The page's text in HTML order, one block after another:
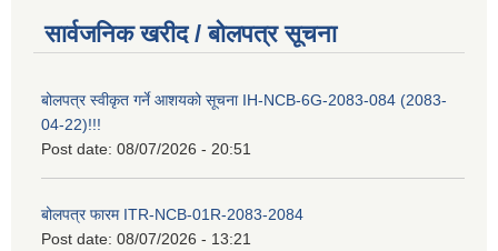
सार्वजनिक खरीद / बोलपत्र सूचना
बोलपत्र स्वीकृत गर्ने आशयको सूचना IH-NCB-6G-2083-084 (2083-
04-22)!!!
Post date: 08/07/2026 - 20:51
बोलपत्र फारम ITR-NCB-01R-2083-2084
Post date: 08/07/2026 - 13:21